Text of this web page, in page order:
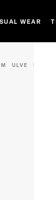
WEAR
ULVE FIGUR,